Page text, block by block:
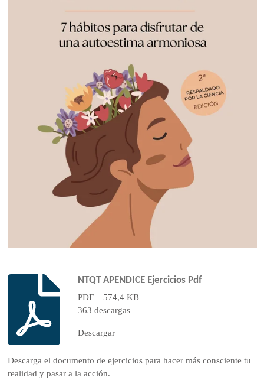
NTQT APENDICE Ejercicios Pdf
PDF – 574,4 KB
363 descargas
Descargar
Descarga el documento de ejercicios para hacer más consciente tu
realidad y pasar a la acción.